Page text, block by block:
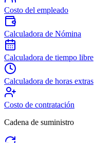
Costo del empleado
Calculadora de Nómina
Calculadora de tiempo libre
Calculadora de horas extras
Costo de contratación
Cadena de suministro